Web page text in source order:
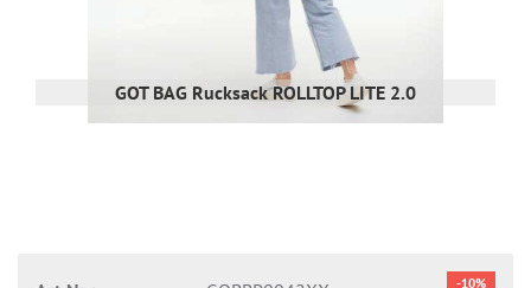
GOT BAG Rucksack ROLLTOP LITE 2.0
-10%